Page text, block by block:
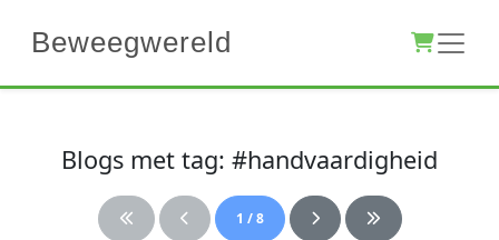
Beweegwereld
Blogs met tag: #handvaardigheid
1 / 8